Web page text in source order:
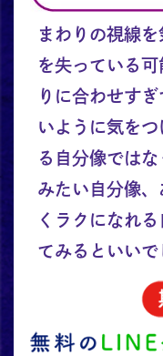
まわりの視線
を失っている
りに合わせす
いように気を
る自分像では
みたい自分像
くラクになれ
てみるといいで